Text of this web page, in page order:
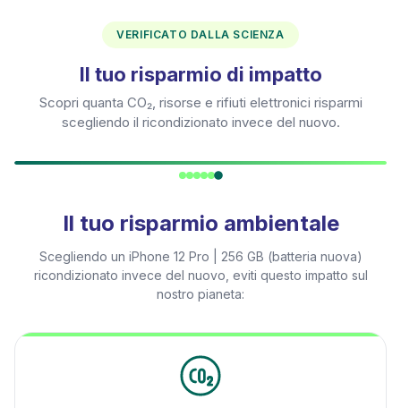
VERIFICATO DALLA SCIENZA
Il tuo risparmio di impatto
Scopri quanta CO₂, risorse e rifiuti elettronici risparmi
scegliendo il ricondizionato invece del nuovo.
Il tuo risparmio ambientale
Scegliendo un iPhone 12 Pro | 256 GB (batteria nuova)
ricondizionato invece del nuovo, eviti questo impatto sul
nostro pianeta: